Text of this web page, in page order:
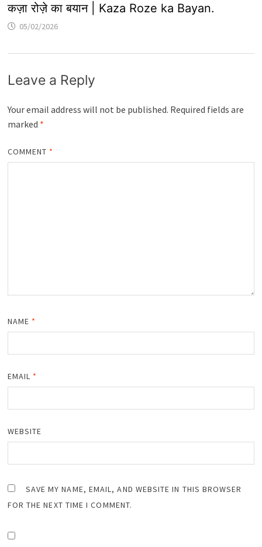
कज़ा रोज़े का बयान | Kaza Roze ka Bayan.
05/02/2026
Leave a Reply
Your email address will not be published. Required fields are
marked *
COMMENT *
NAME *
EMAIL *
WEBSITE
SAVE MY NAME, EMAIL, AND WEBSITE IN THIS BROWSER
FOR THE NEXT TIME I COMMENT.